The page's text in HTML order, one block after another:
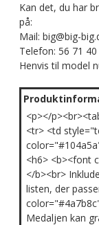
Kan det, du har
på:
Mail: big@big-
Telefon: 56 71 40
Henvis til model
<p></
<tr> <td
<h6> <b><font
</b><br>
listen, der
Medaljen kan